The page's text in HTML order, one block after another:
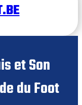
et Son
du Foot